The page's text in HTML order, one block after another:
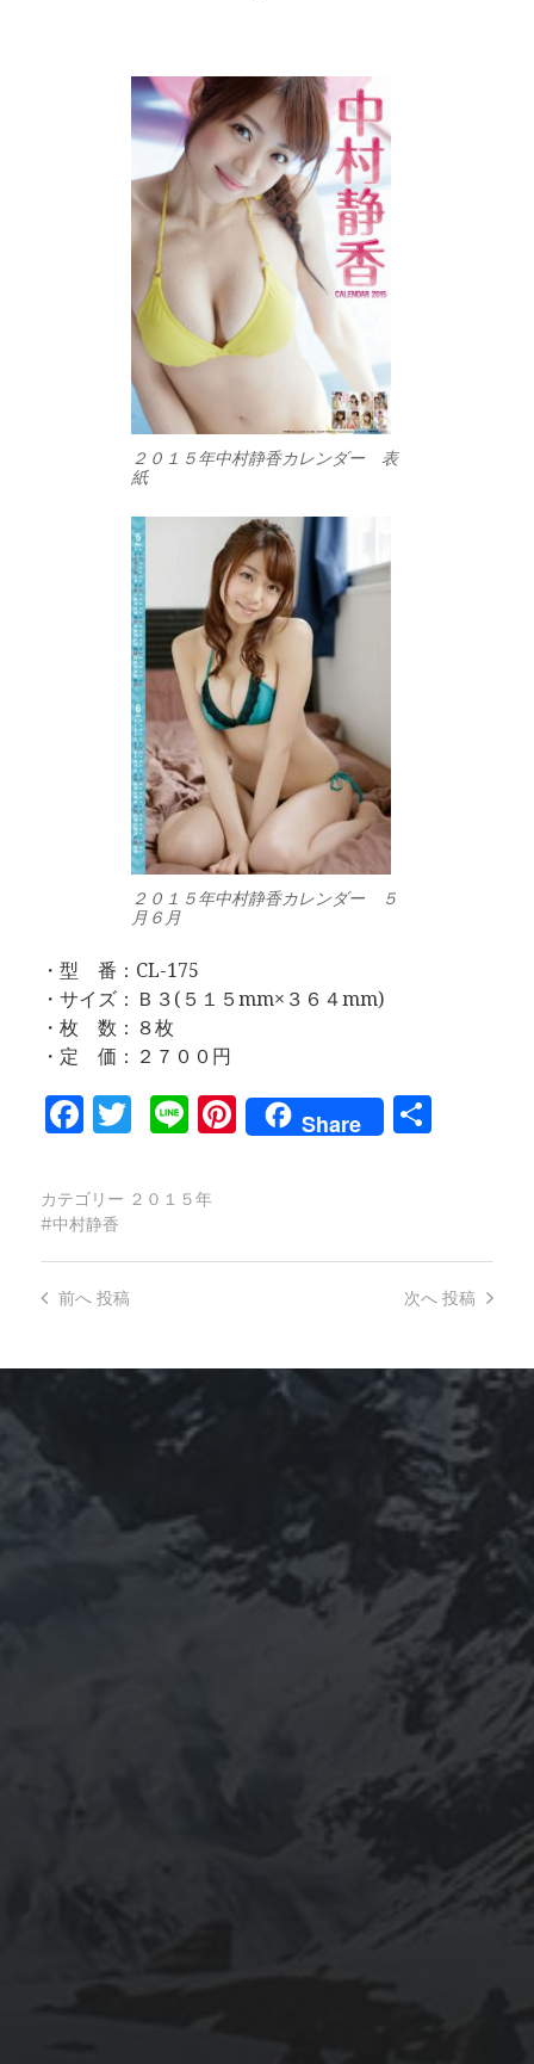
２０１５年中村静香カレンダー 表
紙
２０１５年中村静香カレンダー ５
月６月
・型 番：CL-175
・サイズ：Ｂ３(５１５mm×３６４mm)
・枚 数：８枚
・定 価：２７００円
Facebook
Twitter
LinePinterest
Share
共
カテゴリー ２０１５年
中村静香
次へ 投稿
前へ投稿